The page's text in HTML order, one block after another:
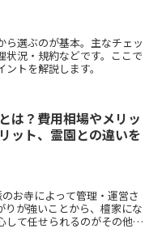
選ぶのが基本。主なチェッ
状況・規約などです。ここで
トを解説します。
は？費用相場やメリッ
ット、霊園との違いを
お寺によって管理・運営さ
りが強いことから、檀家にな
して任せられるのがその他の